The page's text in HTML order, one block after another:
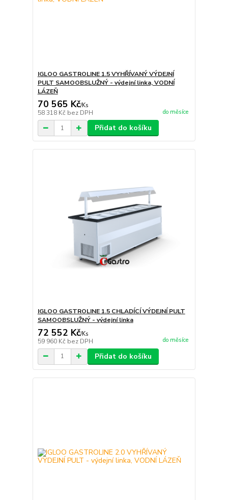
IGLOO GASTROLINE 1.5 VYHŘÍVANÝ VÝDEJNÍ
PULT SAMOOBSLUŽNÝ - výdejní linka, VODNÍ
LÁZEŇ
70 565 Kč/Ks
58 318 Kč bez DPH do měsíce
Přidat do košíku
IGLOO GASTROLINE 1.5 CHLADÍCÍ VÝDEJNÍ PULT
SAMOOBSLUŽNÝ - výdejní linka
72 552 Kč/Ks
59 960 Kč bez DPH do měsíce
Přidat do košíku